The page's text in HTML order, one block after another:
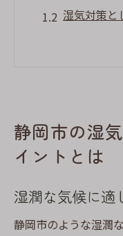
湿気対策と
耐久性を
タスペーサー
タスペーサ
湿度対策と
静岡市での
静岡市の湿
イントとは
湿潤な気候に適
静岡市のような湿潤